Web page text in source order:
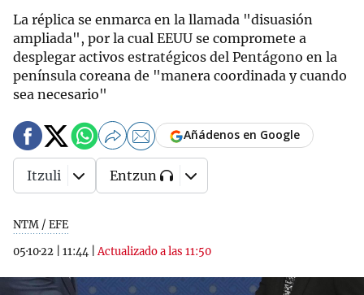
La réplica se enmarca en la llamada "disuasión
ampliada", por la cual EEUU se compromete a
desplegar activos estratégicos del Pentágono en la
península coreana de "manera coordinada y cuando
sea necesario"
NTM / EFE
05·10·22
11:44 |Actualizado a las 11:50
Añádenos en Google
Itzuli Entzun